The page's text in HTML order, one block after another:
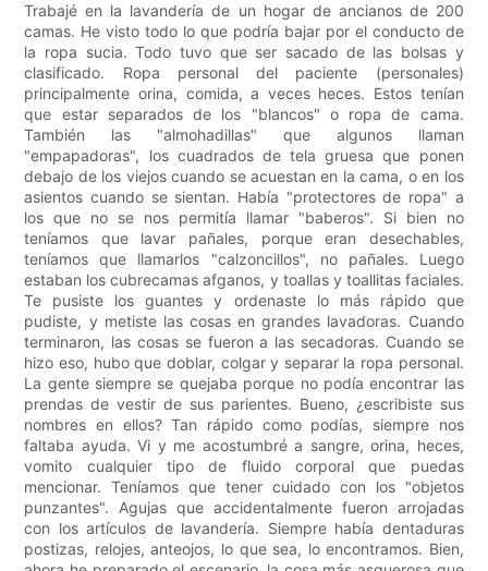
Trabajé en la lavandería de un hogar de ancianos de 200
camas. He visto todo lo que podría bajar por el conducto de
la ropa sucia. Todo tuvo que ser sacado de las bolsas y
clasificado. Ropa personal del paciente (personales)
principalmente orina, comida, a veces heces. Estos tenían
que estar separados de los "blancos" o ropa de cama.
También las "almohadillas" que algunos llaman
"empapadoras", los cuadrados de tela gruesa que ponen
debajo de los viejos cuando se acuestan en la cama, o en los
asientos cuando se sientan. Había "protectores de ropa" a
los que no se nos permitía llamar "baberos". Si bien no
teníamos que lavar pañales, porque eran desechables,
teníamos que llamarlos "calzoncillos", no pañales. Luego
estaban los cubrecamas afganos, y toallas y toallitas faciales.
Te pusiste los guantes y ordenaste lo más rápido que
pudiste, y metiste las cosas en grandes lavadoras. Cuando
terminaron, las cosas se fueron a las secadoras. Cuando se
hizo eso, hubo que doblar, colgar y separar la ropa personal.
La gente siempre se quejaba porque no podía encontrar las
prendas de vestir de sus parientes. Bueno, ¿escribiste sus
nombres en ellos? Tan rápido como podías, siempre nos
faltaba ayuda. Vi y me acostumbré a sangre, orina, heces,
vomito cualquier tipo de fluido corporal que puedas
mencionar. Teníamos que tener cuidado con los "objetos
punzantes". Agujas que accidentalmente fueron arrojadas
con los artículos de lavandería. Siempre había dentaduras
postizas, relojes, anteojos, lo que sea, lo encontramos. Bien,